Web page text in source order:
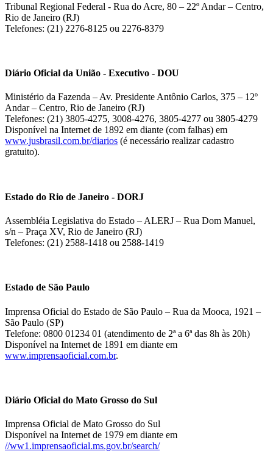
Tribunal Regional Federal - Rua do Acre, 80 – 22º Andar – Centro,
Rio de Janeiro (RJ)
Telefones: (21) 2276-8125 ou 2276-8379
Diário Oficial da União - Executivo - DOU
Ministério da Fazenda – Av. Presidente Antônio Carlos, 375 – 12º
Andar – Centro, Rio de Janeiro (RJ)
Telefones: (21) 3805-4275, 3008-4276, 3805-4277 ou 3805-4279
Disponível na Internet de 1892 em diante (com falhas) em
www.jusbrasil.com.br/diarios (é necessário realizar cadastro
gratuito).
Estado do Rio de Janeiro - DORJ
Assembléia Legislativa do Estado – ALERJ – Rua Dom Manuel,
s/n – Praça XV, Rio de Janeiro (RJ)
Telefones: (21) 2588-1418 ou 2588-1419
Estado de São Paulo
Imprensa Oficial do Estado de São Paulo – Rua da Mooca, 1921 –
São Paulo (SP)
Telefone: 0800 01234 01 (atendimento de 2ª a 6ª das 8h às 20h)
Disponível na Internet de 1891 em diante em
www.imprensaoficial.com.br.
Diário Oficial do Mato Grosso do Sul
Imprensa Oficial de Mato Grosso do Sul
Disponível na Internet de 1979 em diante em
//ww1.imprensaoficial.ms.gov.br/search/